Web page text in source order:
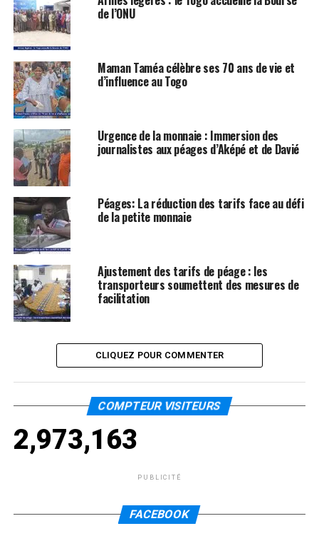
de l’ONU
Maman Taméa célèbre ses 70 ans de vie et
d’influence au Togo
Urgence de la monnaie : Immersion des
journalistes aux péages d’Aképé et de Davié
Péages: La réduction des tarifs face au défi
de la petite monnaie
Ajustement des tarifs de péage : les
transporteurs soumettent des mesures de
facilitation
CLIQUEZ POUR COMMENTER
COMPTEUR VISITEURS
2,973,163
PUBLICITÉ
FACEBOOK